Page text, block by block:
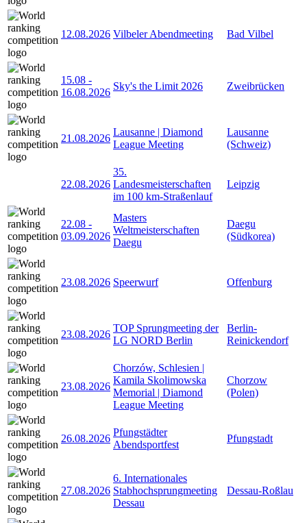
12.08.2026 Vilbeler Abendmeeting Bad Vilbel
15.08 -
16.08.2026
Sky's the Limit 2026 Zweibrücken
21.08.2026
Lausanne | Diamond
League Meeting
Lausanne
(Schweiz)
22.08.2026
35.
Landesmeisterschaften
im 100 km-Straßenlauf
Leipzig
22.08 -
03.09.2026
Masters
Weltmeisterschaften
Daegu
Daegu
(Südkorea)
23.08.2026 Speerwurf Offenburg
23.08.2026
TOP Sprungmeeting der
LG NORD Berlin
Berlin-
Reinickendorf
23.08.2026
Chorzów, Schlesien |
Kamila Skolimowska
Memorial | Diamond
League Meeting
Chorzow
(Polen)
26.08.2026
Pfungstädter
Abendsportfest
Pfungstadt
27.08.2026
6. Internationales
Stabhochsprungmeeting
Dessau
Dessau-Roßlau